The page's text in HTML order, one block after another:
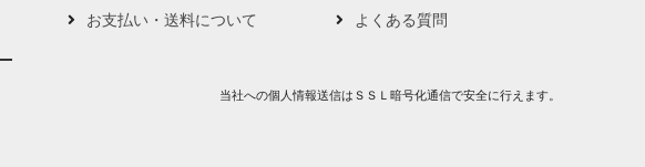
お支払い・送料について
よくある質問
当社への個人情報送信はＳＳＬ暗号化通信で安全に行えます。